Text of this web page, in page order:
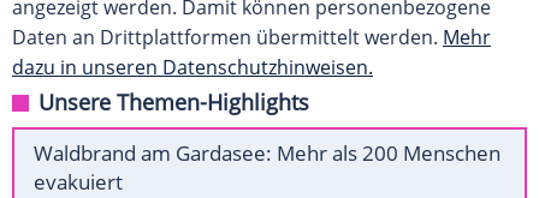
angezeigt werden. Damit können personenbezogene
Daten an Drittplattformen übermittelt werden. Mehr
dazu in unseren Datenschutzhinweisen.
Unsere Themen-Highlights
Waldbrand am Gardasee: Mehr als 200 Menschen
evakuiert